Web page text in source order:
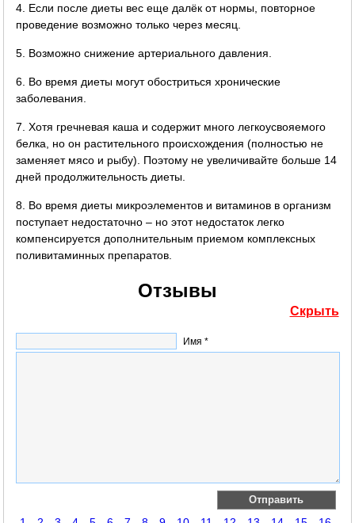
4. Если после диеты вес еще далёк от нормы, повторное
проведение возможно только через месяц.
5. Возможно снижение артериального давления.
6. Во время диеты могут обостриться хронические
заболевания.
7. Хотя гречневая каша и содержит много легкоусвояемого
белка, но он растительного происхождения (полностью не
заменяет мясо и рыбу). Поэтому не увеличивайте больше 14
дней продолжительность диеты.
8. Во время диеты микроэлементов и витаминов в организм
поступает недостаточно – но этот недостаток легко
компенсируется дополнительным приемом комплексных
поливитаминных препаратов.
Отзывы
Скрыть
Имя *